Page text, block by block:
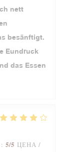
nett
besänftigt.
Eundruck
das Essen
: 5/5 ЦЕНА /